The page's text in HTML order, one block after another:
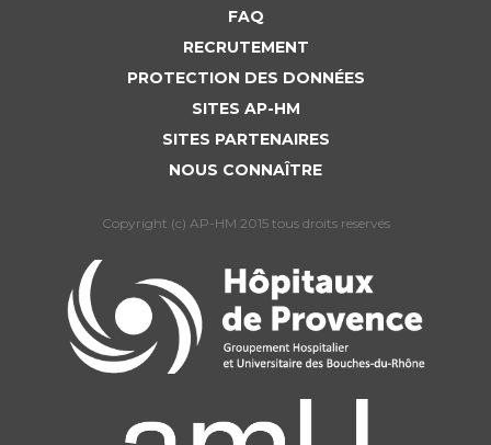
FAQ
RECRUTEMENT
PROTECTION DES DONNÉES
SITES AP-HM
SITES PARTENAIRES
NOUS CONNAÎTRE
Copyright (c) AP-HM 2015 tous droits reservés